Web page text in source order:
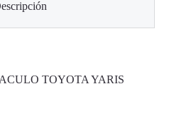
TOYOTA YARIS